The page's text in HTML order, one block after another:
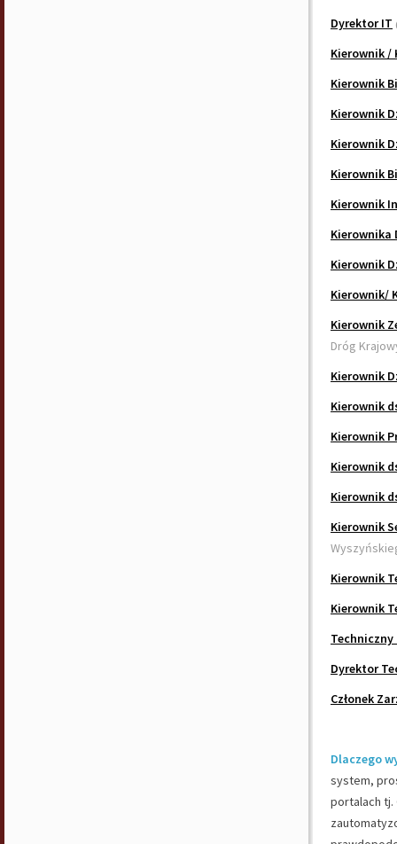
Dyrektor IT
Kierownik /
Kierownik
Kierownik
Kierownik
Kierownik
Kierownik
Kierownika
Kierownik
Kierownik/
Kierownik
Dróg
Kierownik
Kierownik
Kierownik
Kierownik
Kierownik
Kierownik
Kierownik
Kierownik
Dyrektor
Członek
Dlaczego
system,
portalach tj.